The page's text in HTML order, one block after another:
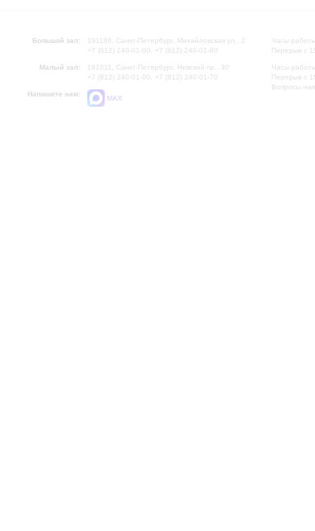
Большой зал:
191186, Санкт-Петербург, Михайловская ул., 2
+7 (812) 240-01-00, +7 (812) 240-01-80
Малый зал:
191011, Санкт-Петербург, Невский пр., 30
+7 (812) 240-01-00, +7 (812) 240-01-70
Напишите нам:
MAX
Часы
Перерыв с
Часы
Перерыв с
Вопросы